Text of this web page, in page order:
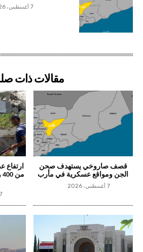
7 أغسطس، 2026
مقالات ذات
قصف صاروخي يستهدف صحن
الجن ومواقع عسكرية في مأرب
7 أغسطس، 2026
ارتفاع
7 أغسطس، 2026